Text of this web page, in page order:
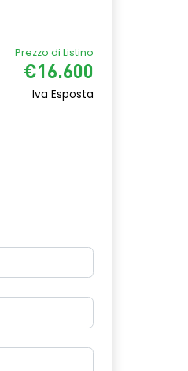
Prezzo di Listino
€16.600
Iva Esposta